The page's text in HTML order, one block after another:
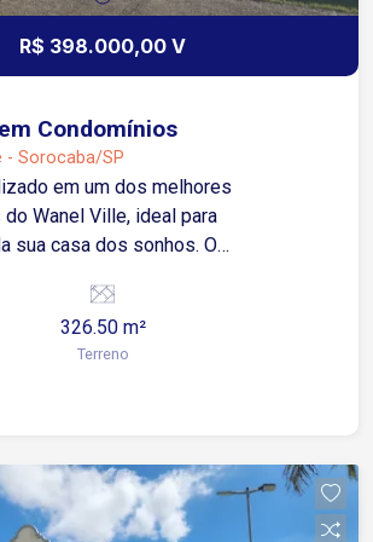
R$ 398.000,00 V
Condomínios
- Sorocaba/SP
em um dos melhores
Wanel Ville, ideal para
sua casa dos sonhos. O
de lazer para toda a família.
Localização privilegiada -
de comércios, escolas e serviços -
326.50 m²
Terreno